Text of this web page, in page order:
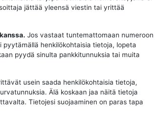
jättää yleensä viestin tai yrittää
Jos vastaat tuntemattomaan numeroon
henkilökohtaisia tietoja, lopeta
pyydä sinulta pankkitunnuksia tai muita
usein saada henkilökohtaisia tietoja,
Älä koskaan jaa näitä tietoja
Tietojesi suojaaminen on paras tapa